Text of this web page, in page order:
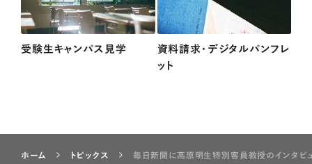
受験生キャンパス見学
資料請求・デジタルパンフレ
ット
ホーム トピックス 毎日新聞に高原明生特別客員教授のインタビ